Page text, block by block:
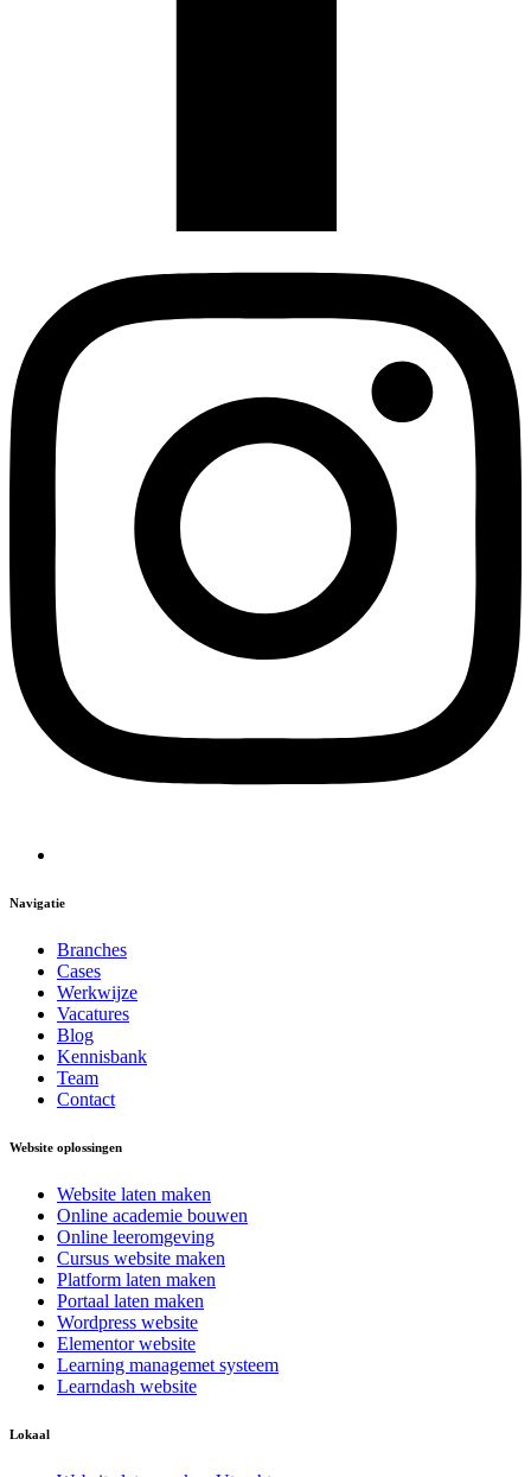
Navigatie
Branches
Cases
Werkwijze
Vacatures
Blog
Kennisbank
Team
Contact
Website oplossingen
Website laten maken
Online academie bouwen
Online leeromgeving
Cursus website maken
Platform laten maken
Portaal laten maken
Wordpress website
Elementor website
Learning managemet systeem
Learndash website
Lokaal